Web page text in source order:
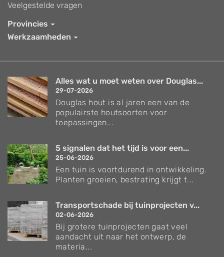
Veelgestelde vragen
Provincies
Werkzaamheden
Alles wat u moet weten over Douglas...
29-07-2026
Douglas hout is al jaren een van de
populairste houtsoorten voor
toepassingen...
5 signalen dat het tijd is voor een...
25-06-2026
Een tuin is voortdurend in ontwikkeling.
Planten groeien, bestrating krijgt t...
Transportschade bij tuinprojecten v...
02-06-2026
Bij grotere tuinprojecten gaat veel
aandacht uit naar het ontwerp, de
materia...